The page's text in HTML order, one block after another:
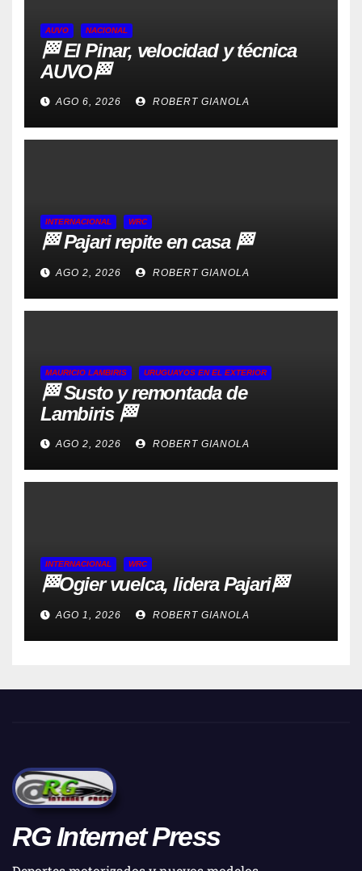
AUVO NACIONAL
🏁 El Pinar, velocidad y técnica
AUVO🏁
AGO 6, 2026 ROBERT GIANOLA
INTERNACIONAL WRC
🏁 Pajari repite en casa 🏁
AGO 2, 2026 ROBERT GIANOLA
MAURICIO LAMBIRIS URUGUAYOS EN EL EXTERIOR
🏁 Susto y remontada de
Lambiris 🏁
AGO 2, 2026 ROBERT GIANOLA
INTERNACIONAL WRC
🏁Ogier vuelca, lidera Pajari🏁
AGO 1, 2026 ROBERT GIANOLA
RG Internet Press